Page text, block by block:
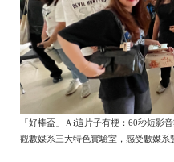
「好棒盃」Ａi這片子有梗：60秒短影
觀數媒系三大特色實驗室，感受數媒系